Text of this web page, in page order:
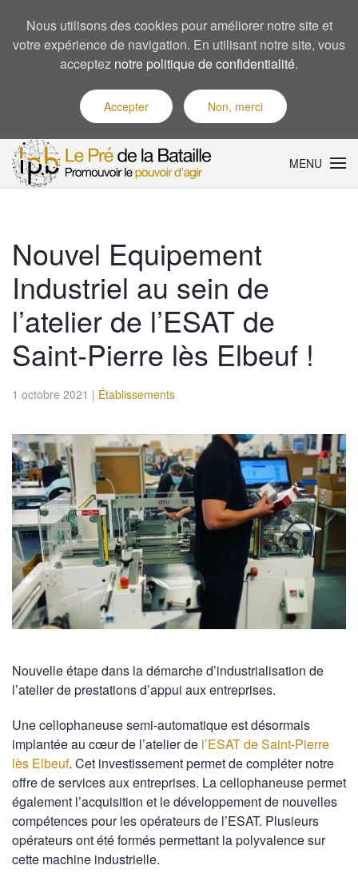
Nous utilisons des cookies pour améliorer notre site et
votre expérience de navigation. En utilisant notre site, vous
acceptez notre politique de confidentialité.
Accepter Non, merci
MENU
Nouvel Equipement
Industriel au sein de
l’atelier de l’ESAT de
Saint-Pierre lès Elbeuf !
1 octobre 2021 | Établissements
Nouvelle étape dans la démarche d’industrialisation de
l’atelier de prestations d’appui aux entreprises.
Une cellophaneuse semi-automatique est désormais
implantée au cœur de l’atelier de l’ESAT de Saint-Pierre
lès Elbeuf. Cet investissement permet de compléter notre
offre de services aux entreprises. La cellophaneuse permet
également l’acquisition et le développement de nouvelles
compétences pour les opérateurs de l’ESAT. Plusieurs
opérateurs ont été formés permettant la polyvalence sur
cette machine industrielle.